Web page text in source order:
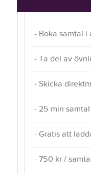
- Boka samtal i
- Ta del av
- Skicka
- 25 min samtal
- Gratis att
- 750 kr /